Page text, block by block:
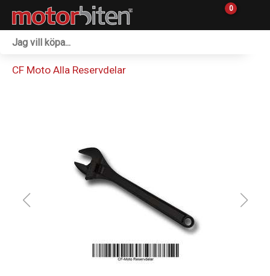
0
Reservdelar
Sprängskisser
CF Moto Alla Reservdelar